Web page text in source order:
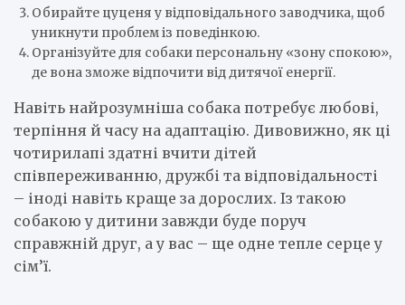
Обирайте цуценя у відповідального заводчика, щоб
уникнути проблем із поведінкою.
Організуйте для собаки персональну «зону спокою»,
де вона зможе відпочити від дитячої енергії.
Навіть найрозумніша собака потребує любові,
терпіння й часу на адаптацію. Дивовижно, як ці
чотирилапі здатні вчити дітей
співпереживанню, дружбі та відповідальності
– іноді навіть краще за дорослих. Із такою
собакою у дитини завжди буде поруч
справжній друг, а у вас – ще одне тепле серце у
сім’ї.